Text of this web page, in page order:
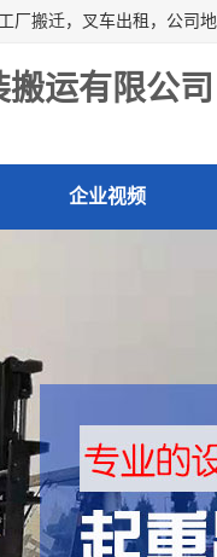
运有限公司
企业视频